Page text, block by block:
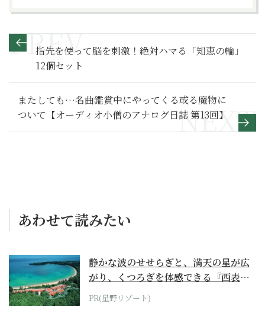
指先を使って脳を刺激！絶対ハマる「知恵の輪」
12個セット
またしても…名曲鑑賞中にやってくる或る魔物に
ついて【オーディオ小僧のアナログ日誌 第13回】
あわせて読みたい
静かな波のせせらぎと、満天の星が広
がり、くつろぎを体感できる『西表島
ホテル by...
PR(星野リゾート)